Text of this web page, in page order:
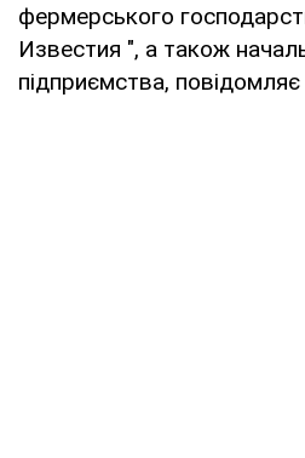
фермерського
Известия ", а також
підприємства, повідомляє